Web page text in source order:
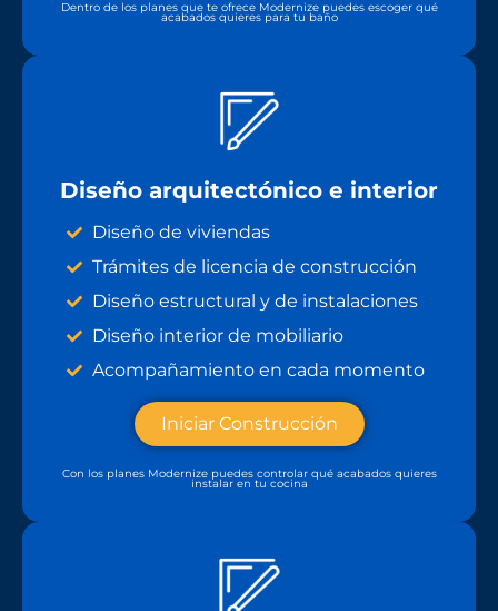
Dentro de los planes que te ofrece Modernize puedes escoger qué
acabados quieres para tu baño
Diseño arquitectónico e interior
Diseño de viviendas
Trámites de licencia de construcción
Diseño estructural y de instalaciones
Diseño interior de mobiliario
Acompañamiento en cada momento
Iniciar Construcción
Con los planes Modernize puedes controlar qué acabados quieres
instalar en tu cocina